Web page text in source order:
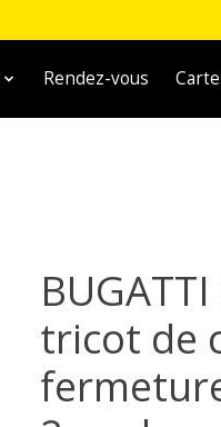
Rendez-vous
tricot de